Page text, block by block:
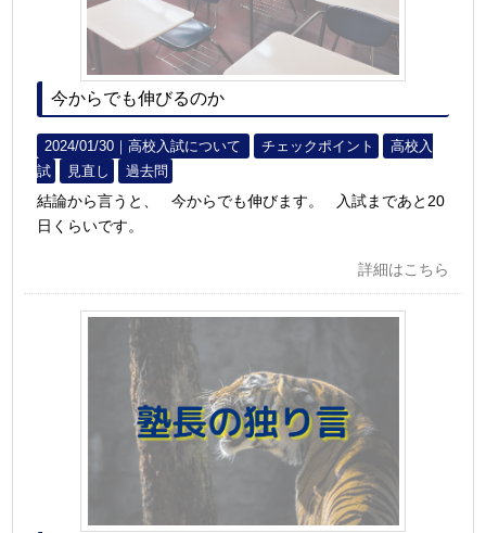
今からでも伸びるのか
2024/01/30｜高校入試について チェックポイント
高校入
試
見直し 過去問
結論から言うと、 今からでも伸びます。 入試まであと20
日くらいです。
詳細はこちら